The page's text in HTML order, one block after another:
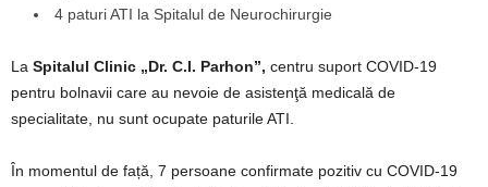
4 paturi ATI la Spitalul de Neurochirurgie
La Spitalul Clinic „Dr. C.I. Parhon”, centru suport COVID-19
pentru bolnavii care au nevoie de asistenţă medicală de
specialitate, nu sunt ocupate paturile ATI.
În momentul de față, 7 persoane confirmate pozitiv cu COVID-19